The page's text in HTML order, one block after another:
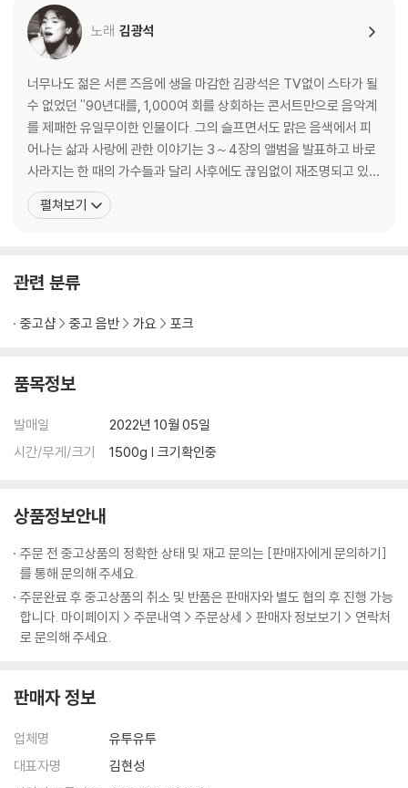
노래 김광석
너무나도 젊은 서른 즈음에 생을 마감한 김광석은 TV없이 스타가 될
수 없었던 ''90년대를, 1,000여 회를 상회하는 콘서트만으로 음악계
를 제패한 유일무이한 인물이다. 그의 슬프면서도 맑은 음색에서 피
어나는 삶과 사랑에 관한 이야기는 3～4장의 앨범을 발표하고 바로
사라지는 한 때의 가수들과 달리 사후에도 끊임없이 재조명되고 있으
며, 그의 인기는 오히려 더 높아지고 있다. 이것은 철저한 자기관리와
음악에 대한 애정이 낳은 ''90년대의 소중한 보석과도 같은 해답이
펼쳐보기
관련 분류
중고샵 중고 음반 가요 포크
품목정보
발매일
2022년 10월 05일
시간/무게/크기
1500g | 크기확인중
상품정보안내
주문 전 중고상품의 정확한 상태 및 재고 문의는 [판매자에게 문의하기]
를 통해 문의해 주세요.
주문완료 후 중고상품의 취소 및 반품은 판매자와 별도 협의 후 진행 가능
합니다. 마이페이지 > 주문내역 > 주문상세 > 판매자 정보보기 > 연락처
로 문의해 주세요.
판매자 정보
업체명
유투유투
대표자명
김현성